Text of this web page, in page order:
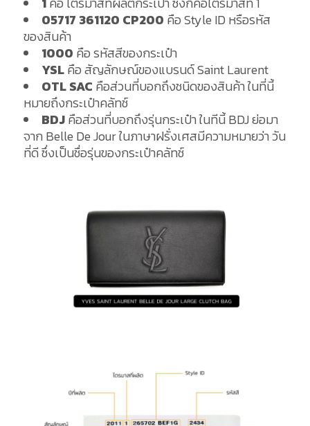
05717 361120 CP200 คือ Style ID หรือรหัส
ของสินค้า
1000 คือ รหัสสีของกระเป๋า
YSLคือ สัญลักษณ์ของแบรนด์ Saint Laurent
OTL SAC คือส่วนที่บอกถึงชนิดของสินค้า ในที่นี้
หมายถึงกระเป๋าคลัทช์
BDJคือส่วนที่บอกถึงรุ่นกระเป๋า ในทีนี้ BDJ ย่อมา
จาก Belle De Jour ในภาษาฝรั่งเศสมีความหมายว่า วัน
ที่ดี ซึ่งเป็นชื่อรุ่นของกระเป๋าคลัทช์